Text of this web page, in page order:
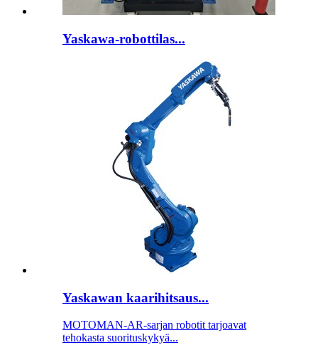
Yaskawa-robottilas...
Yaskawan kaarihitsaus...
MOTOMAN-AR-sarjan robotit tarjoavat
tehokasta suorituskykyä...